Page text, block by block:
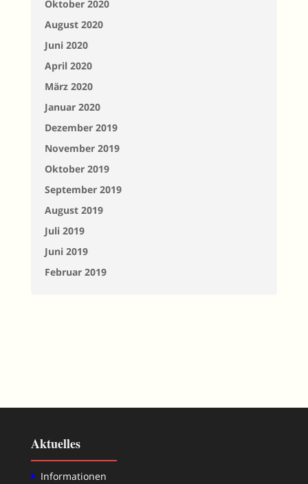
Oktober 2020
August 2020
Juni 2020
April 2020
März 2020
Januar 2020
Dezember 2019
November 2019
Oktober 2019
September 2019
August 2019
Juli 2019
Juni 2019
Februar 2019
Aktuelles
Informationen